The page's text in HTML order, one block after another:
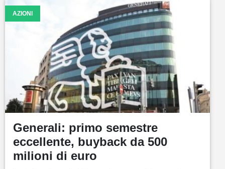
AZIONI
Generali: primo semestre
eccellente, buyback da 500
milioni di euro